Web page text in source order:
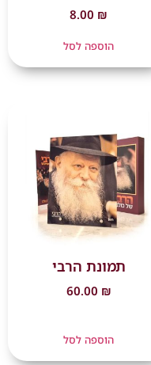
8.00 ₪
הוספה לסל
תמונת הרבי
60.00 ₪
הוספה לסל